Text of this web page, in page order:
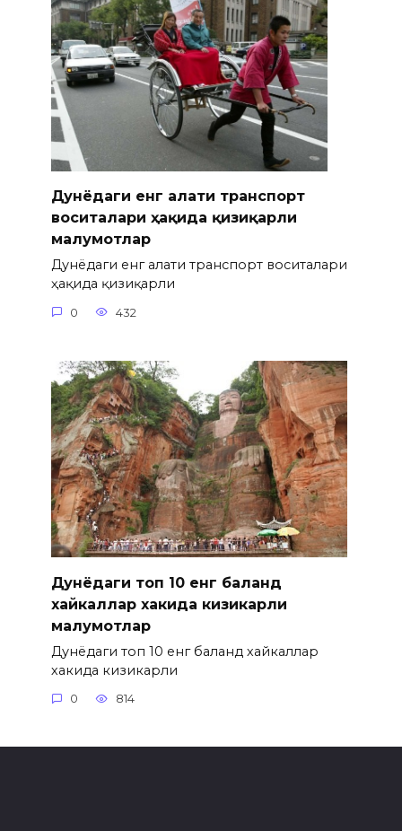
Дунёдаги енг ғалати транспорт
воситалари ҳақида қизиқарли
малумотлар
Дунёдаги енг ғалати транспорт воситалари
ҳақида қизиқарли
0 432
Дунёдаги топ 10 енг баланд
хайкаллар хакида кизикарли
малумотлар
Дунёдаги топ 10 енг баланд хайкаллар
хакида кизикарли
0 814